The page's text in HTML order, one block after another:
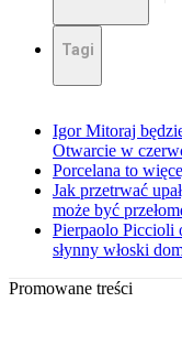
Tagi
Igor Mitoraj
Otwarcie w
Porcelana to
Jak przetrwać
może być
Pierpaolo Piccioli
słynny włoski
Promowane treści